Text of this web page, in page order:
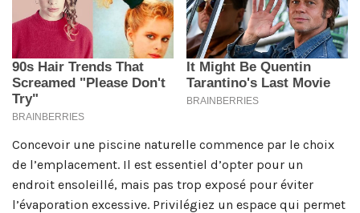
Concevoir une piscine naturelle commence par le choix
de l’emplacement. Il est essentiel d’opter pour un
endroit ensoleillé, mais pas trop exposé pour éviter
l’évaporation excessive. Privilégiez un espace qui permet